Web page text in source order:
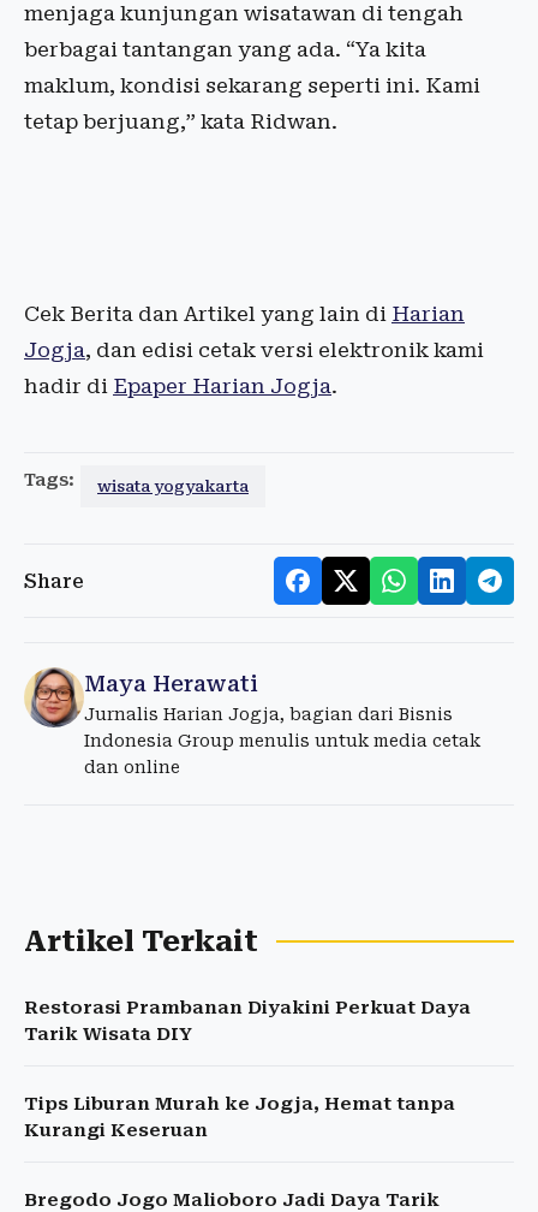
menjaga kunjungan wisatawan di tengah
berbagai tantangan yang ada. “Ya kita
maklum, kondisi sekarang seperti ini. Kami
tetap berjuang,” kata Ridwan.
Cek Berita dan Artikel yang lain di Harian
Jogja, dan edisi cetak versi elektronik kami
hadir di Epaper Harian Jogja.
Tags: wisata yogyakarta
Share
Maya Herawati
Jurnalis Harian Jogja, bagian dari Bisnis
Indonesia Group menulis untuk media cetak
dan online
Artikel Terkait
Restorasi Prambanan Diyakini Perkuat Daya
Tarik Wisata DIY
Tips Liburan Murah ke Jogja, Hemat tanpa
Kurangi Keseruan
Bregodo Jogo Malioboro Jadi Daya Tarik